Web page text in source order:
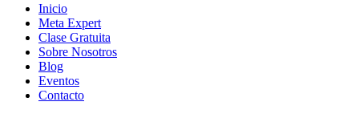
Inicio
Meta Expert
Clase Gratuita
Sobre Nosotros
Blog
Eventos
Contacto